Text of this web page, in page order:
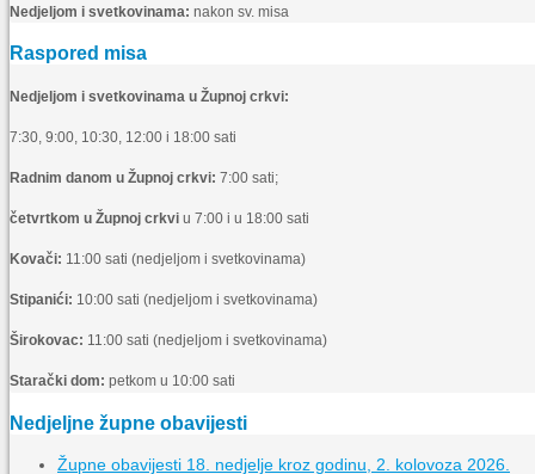
Nedjeljom i svetkovinama: nakon sv. misa
Raspored misa
Nedjeljom i svetkovinama u Župnoj crkvi:
7:30, 9:00, 10:30, 12:00 i 18:00 sati
Radnim danom u Župnoj crkvi: 7:00 sati;
četvrtkom u Župnoj crkvi u 7:00 i u 18:00 sati
Kovači: 11:00 sati (nedjeljom i svetkovinama)
Stipanići: 10:00 sati (nedjeljom i svetkovinama)
Širokovac: 11:00 sati (nedjeljom i svetkovinama)
Starački dom: petkom u 10:00 sati
Nedjeljne župne obavijesti
Župne obavijesti 18. nedjelje kroz godinu, 2. kolovoza 2026.